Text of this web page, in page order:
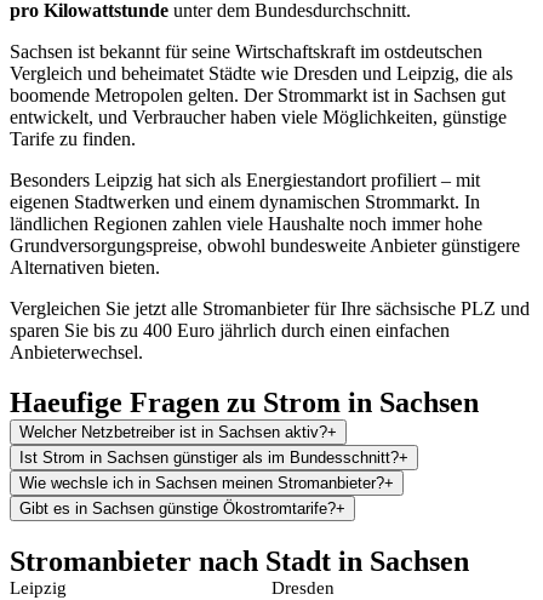
pro Kilowattstunde unter dem Bundesdurchschnitt.
Sachsen ist bekannt für seine Wirtschaftskraft im ostdeutschen
Vergleich und beheimatet Städte wie Dresden und Leipzig, die als
boomende Metropolen gelten. Der Strommarkt ist in Sachsen gut
entwickelt, und Verbraucher haben viele Möglichkeiten, günstige
Tarife zu finden.
Besonders Leipzig hat sich als Energiestandort profiliert – mit
eigenen Stadtwerken und einem dynamischen Strommarkt. In
ländlichen Regionen zahlen viele Haushalte noch immer hohe
Grundversorgungspreise, obwohl bundesweite Anbieter günstigere
Alternativen bieten.
Vergleichen Sie jetzt alle Stromanbieter für Ihre sächsische PLZ und
sparen Sie bis zu 400 Euro jährlich durch einen einfachen
Anbieterwechsel.
Haeufige Fragen zu Strom in Sachsen
Welcher Netzbetreiber ist in Sachsen aktiv?+
Ist Strom in Sachsen günstiger als im Bundesschnitt?+
Wie wechsle ich in Sachsen meinen Stromanbieter?+
Gibt es in Sachsen günstige Ökostromtarife?+
Stromanbieter nach Stadt in Sachsen
Leipzig Dresden